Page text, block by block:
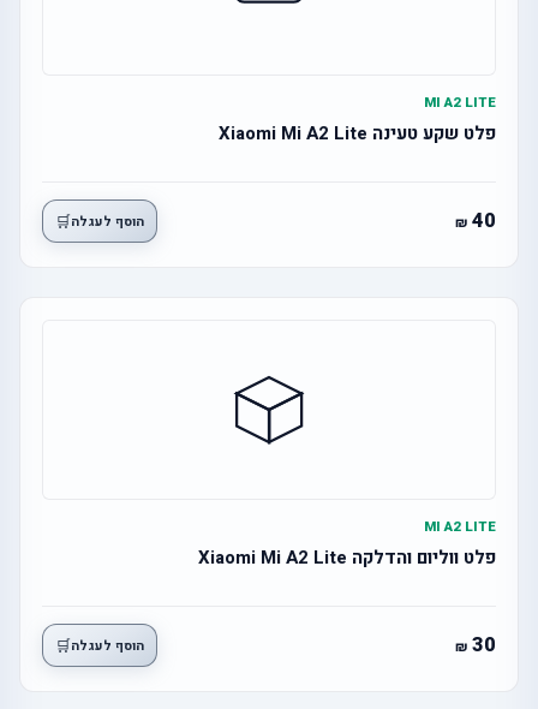
MI A2 LITE
פלט שקע טעינה Xiaomi Mi A2 Lite
40 הוסף לעגלה🛒
MI A2 LITE
פלט ווליום והדלקה Xiaomi Mi A2 Lite
30 הוסף לעגלה🛒